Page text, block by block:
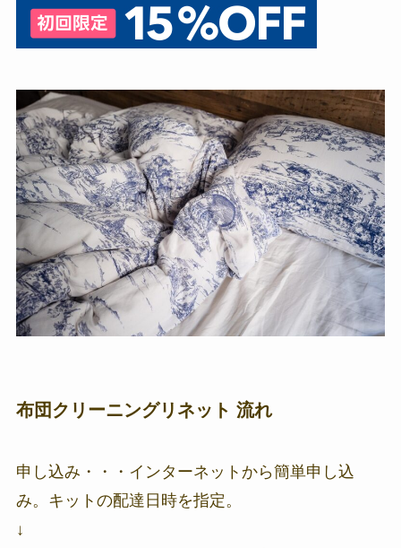
布団クリーニングリネット 流れ
申し込み・・・インターネットから簡単申し込
み。キットの配達日時を指定。
↓